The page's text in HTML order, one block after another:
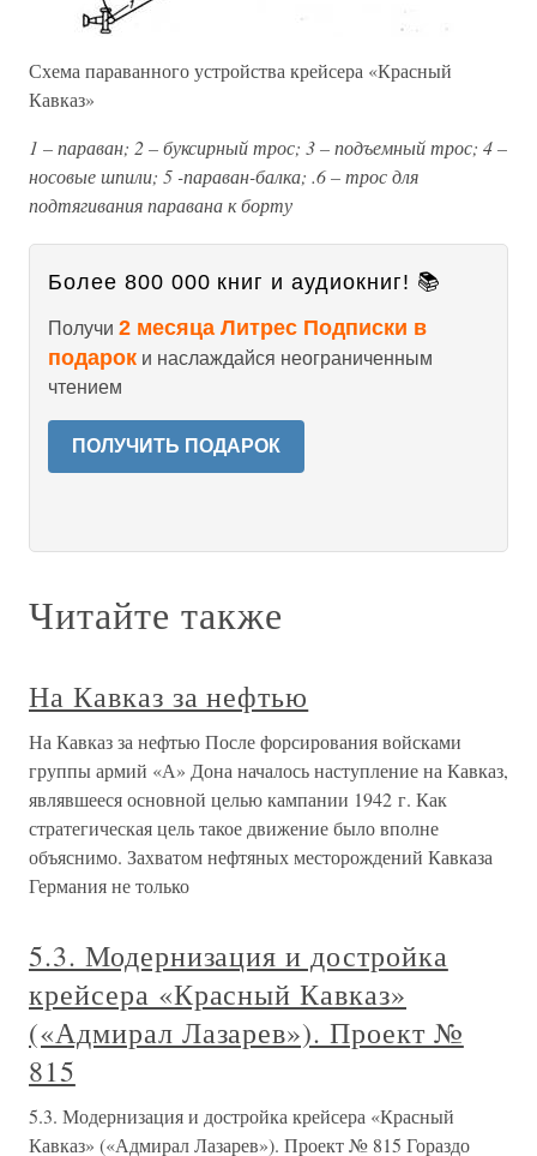
Схема параванного устройства крейсера «Красный
Кавказ»
1 – параван; 2 – буксирный трос; 3 – подъемный трос; 4 –
носовые шпили; 5 -параван-балка; .6 – трос для
подтягивания паравана к борту
Более 800 000 книг и аудиокниг! 📚
Получи 2 месяца Литрес Подписки в
подарок и наслаждайся неограниченным
чтением
ПОЛУЧИТЬ ПОДАРОК
Читайте также
На Кавказ за нефтью
На Кавказ за нефтью После форсирования войсками
группы армий «А» Дона началось наступление на Кавказ,
являвшееся основной целью кампании 1942 г. Как
стратегическая цель такое движение было вполне
объяснимо. Захватом нефтяных месторождений Кавказа
Германия не только
5.3. Модернизация и достройка
крейсера «Красный Кавказ»
(«Адмирал Лазарев»). Проект №
815
5.3. Модернизация и достройка крейсера «Красный
Кавказ» («Адмирал Лазарев»). Проект № 815 Гораздо